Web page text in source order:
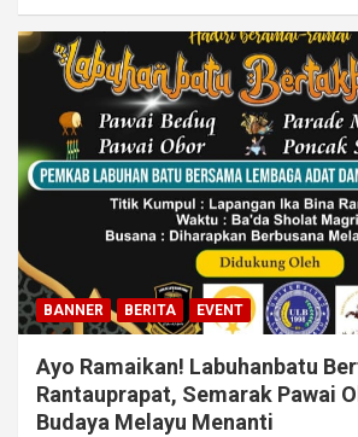
BANNER BERITA EVENT
Ayo Ramaikan! Labuhanbatu
Rantauprapat, Semarak Pawai
Budaya Melayu Menanti